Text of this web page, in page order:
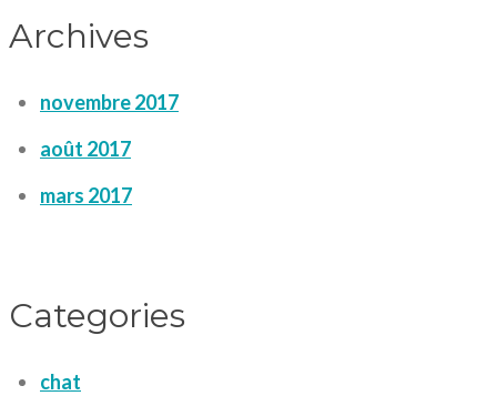
Archives
novembre 2017
août 2017
mars 2017
Categories
chat